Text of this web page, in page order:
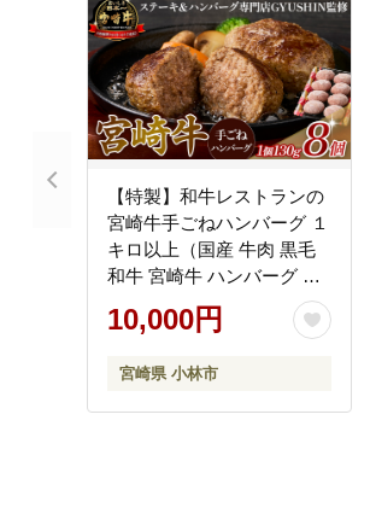
【特製】和牛レストランの
宮崎牛手ごねハンバーグ １
キロ以上（国産 牛肉 黒毛
和牛 宮崎牛 ハンバーグ 手
こね てこね）
10,000円
宮崎県 小林市